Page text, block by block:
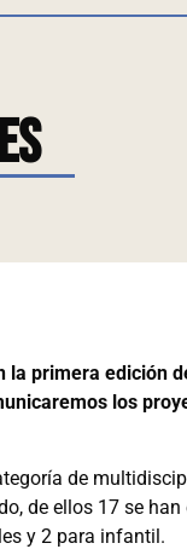
primera edición
los
de
de ellos 17 se
y 2 para infantil.